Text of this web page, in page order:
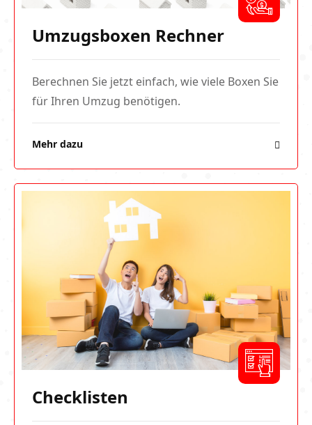
Umzugsboxen Rechner
Berechnen Sie jetzt einfach, wie viele Boxen Sie
für Ihren Umzug benötigen.
Mehr dazu
Checklisten